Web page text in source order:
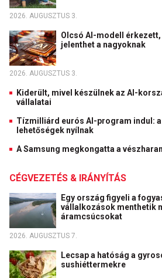
2026. AUGUSZTUS 3.
Olcsó AI-modell
jelenthet a nagyoknak
2026. AUGUSZTUS 3.
Kiderült, mivel készülnek az AI-
vállalatai
Tízmilliárd eurós AI-program indul:
lehetőségek nyílnak
A Samsung megkongatta a
CÉGVEZETÉS & IRÁNYÍTÁS
Egy ország figyeli a
vállalkozások menthetik
áramcsúcsokat
2026. AUGUSZTUS 7.
Lecsap a hatóság a
sushiéttermekre